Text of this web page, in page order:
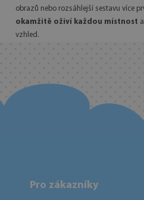
obrazů nebo rozsáhlejší sestavu více
okamžitě oživí každou místnost
vzhled.
Pro zákazníky